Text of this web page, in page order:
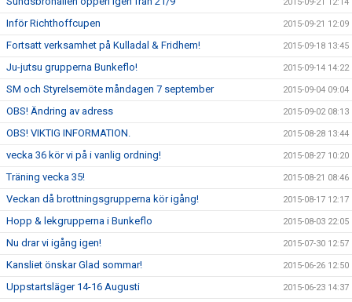
Inför Richthoffcupen 2015-09-21 12:09
Fortsatt verksamhet på Kulladal & Fridhem! 2015-09-18 13:45
Ju-jutsu grupperna Bunkeflo! 2015-09-14 14:22
SM och Styrelsemöte måndagen 7 september 2015-09-04 09:04
OBS! Ändring av adress 2015-09-02 08:13
OBS! VIKTIG INFORMATION. 2015-08-28 13:44
vecka 36 kör vi på i vanlig ordning! 2015-08-27 10:20
Träning vecka 35! 2015-08-21 08:46
Veckan då brottningsgrupperna kör igång! 2015-08-17 12:17
Hopp & lekgrupperna i Bunkeflo 2015-08-03 22:05
Nu drar vi igång igen! 2015-07-30 12:57
Kansliet önskar Glad sommar! 2015-06-26 12:50
Uppstartsläger 14-16 Augusti 2015-06-23 14:37